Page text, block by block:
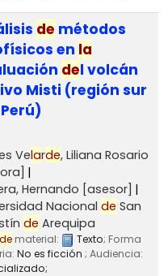
de métodos
en la
del volcán
Misti (región sur
Velarde, Liliana Rosario
Hernando [asesor]
Nacional de San
de Arequipa
dematerial: Texto; Forma
No es ficción ; Audiencia: